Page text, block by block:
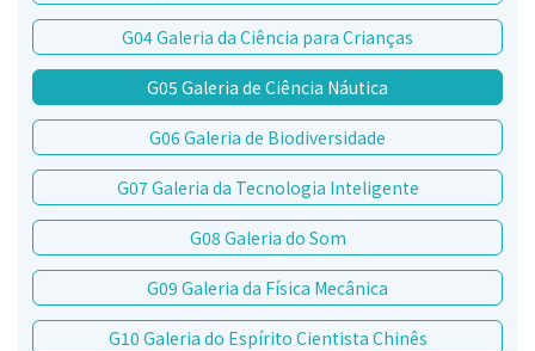
G04 Galeria da Ciência para Crianças
G05 Galeria de Ciência Náutica
G06 Galeria de Biodiversidade
G07 Galeria da Tecnologia Inteligente
G08 Galeria do Som
G09 Galeria da Física Mecânica
G10 Galeria do Espírito Cientista Chinês